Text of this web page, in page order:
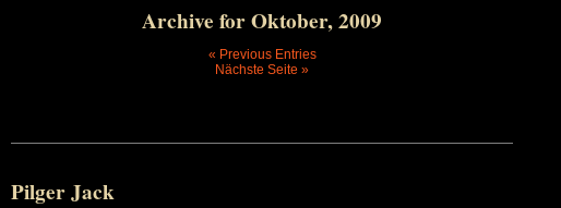
Archive for Oktober, 2009
« Previous Entries
Nächste Seite »
Pilger Jack